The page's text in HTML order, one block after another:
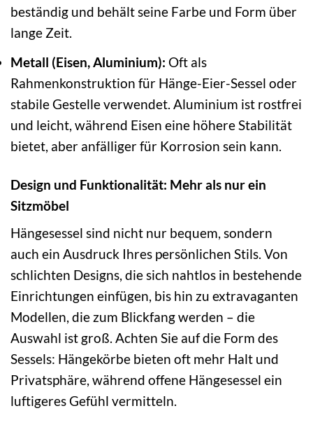
beständig und behält seine Farbe und Form über
lange Zeit.
Metall (Eisen, Aluminium): Oft als
Rahmenkonstruktion für Hänge-Eier-Sessel oder
stabile Gestelle verwendet. Aluminium ist rostfrei
und leicht, während Eisen eine höhere Stabilität
bietet, aber anfälliger für Korrosion sein kann.
Design und Funktionalität: Mehr als nur ein
Sitzmöbel
Hängesessel sind nicht nur bequem, sondern
auch ein Ausdruck Ihres persönlichen Stils. Von
schlichten Designs, die sich nahtlos in bestehende
Einrichtungen einfügen, bis hin zu extravaganten
Modellen, die zum Blickfang werden – die
Auswahl ist groß. Achten Sie auf die Form des
Sessels: Hängekörbe bieten oft mehr Halt und
Privatsphäre, während offene Hängesessel ein
luftigeres Gefühl vermitteln.